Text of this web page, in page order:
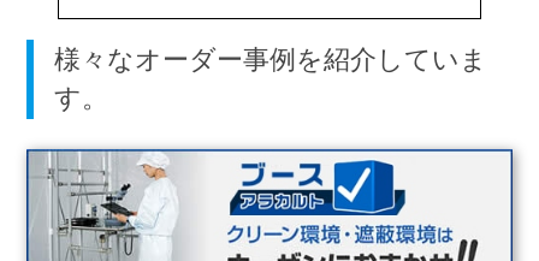
様々なオーダー事例を紹介していま
す。